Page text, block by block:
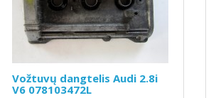
Vožtuvų dangtelis Audi 2.8i
V6 078103472L